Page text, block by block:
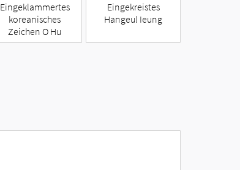
Eingeklammertes
koreanisches
Zeichen O Hu
Eingekreistes
Hangeul Ieung